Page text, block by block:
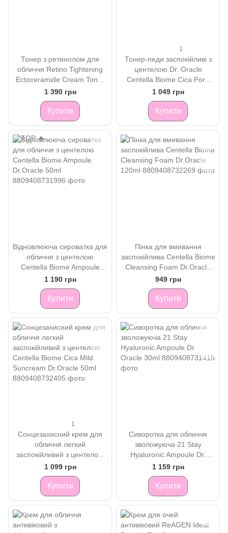
Тонер з ретинолом для
обличчя Retino Tightening
Ectoceramide Cream Toner
Dr. Oracle 150ml
1 390 грн
Купити
1
Тонер-педи заспокійливі з
центелою Dr. Oracle
Centella Biome Cica Pore
Pad
1 049 грн
Купити
Відновлююча сироватка для
обличчя з центелою
Centella Biome Ampoule
Dr.Oracle 50ml
1 190 грн
Купити
Пінка для вмивання
заспокійлива Centella Biome
Cleansing Foam Dr.Oracle
120ml
949 грн
Купити
1
Сонцезахисний крем для
обличчя легкий
заспокійливий з центелою
Centella Biome Cica Mild
Suncream Dr.Oracle 50ml
1 099 грн
Купити
Сиворотка для обличчя
зволожуюча 21 Stay
Hyaluronic Ampoule Dr.
Oracle 30ml
1 159 грн
Купити